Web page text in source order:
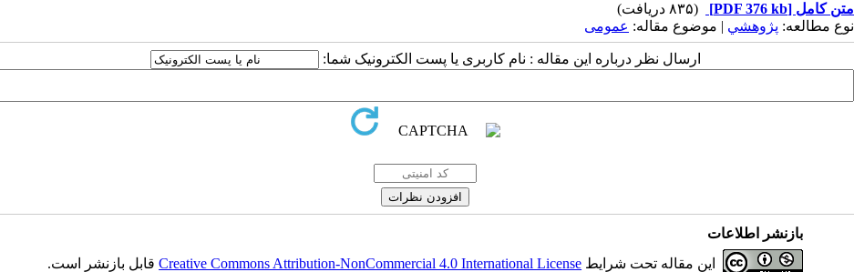
متن کامل [PDF 376 kb]
(۸۳۵ دریافت)
نوع مطالعه: پژوهشي | موضوع مقاله: عمومى
ارسال نظر درباره این مقاله : نام کاربری یا پست الکترونیک شما:
بازنشر اطلاعات
این مقاله تحت شرایط Creative Commons Attribution-NonCommercial 4.0 International Licenseقابل بازنشر است.